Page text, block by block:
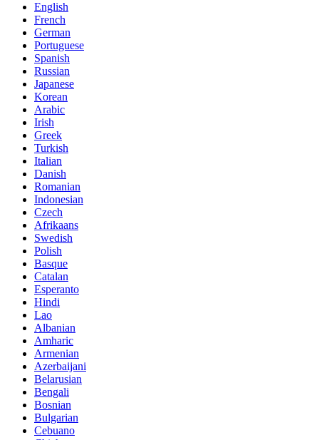
English
French
German
Portuguese
Spanish
Russian
Japanese
Korean
Arabic
Irish
Greek
Turkish
Italian
Danish
Romanian
Indonesian
Czech
Afrikaans
Swedish
Polish
Basque
Catalan
Esperanto
Hindi
Lao
Albanian
Amharic
Armenian
Azerbaijani
Belarusian
Bengali
Bosnian
Bulgarian
Cebuano